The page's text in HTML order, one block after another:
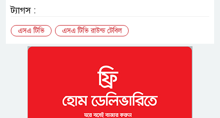
ট্যাগস :
এসএ টিভি এসএ টিভি রাউন্ড টেবিল